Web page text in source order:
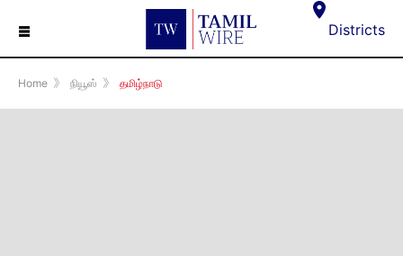
☰ Districts
Home 》 நியூஸ் 》 தமிழ்நாடு